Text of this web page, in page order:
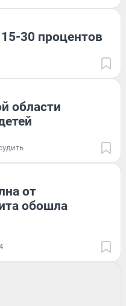
30 процентов
области
от
обошла